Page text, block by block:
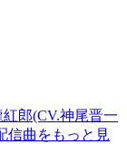
郎(CV.神尾晋一
信曲をもっと見